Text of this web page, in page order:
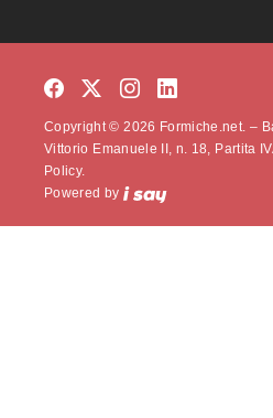
Copyright © 2026 Formiche.net. –
Vittorio Emanuele II, n. 18, Partita
Policy.
Powered by